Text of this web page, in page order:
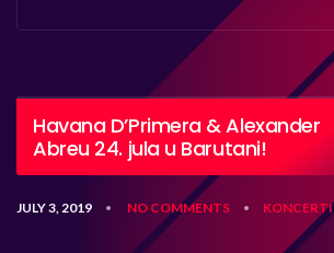
Havana D’Primera & Alexander
Abreu 24. jula u Barutani!
JULY 3, 2019 • NO COMMENTS • KONCERTI